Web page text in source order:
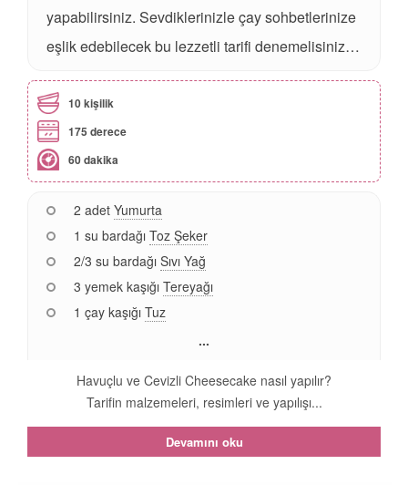
yapabilirsiniz. Sevdiklerinizle çay sohbetlerinize
eşlik edebilecek bu lezzetli tarifi denemelisiniz…
10 kişilik
175 derece
60 dakika
2 adet Yumurta
1 su bardağı Toz Şeker
2/3 su bardağı Sıvı Yağ
3 yemek kaşığı Tereyağı
1 çay kaşığı Tuz
...
Havuçlu ve Cevizli Cheesecake nasıl yapılır?
Tarifin malzemeleri, resimleri ve yapılışı...
Devamını oku